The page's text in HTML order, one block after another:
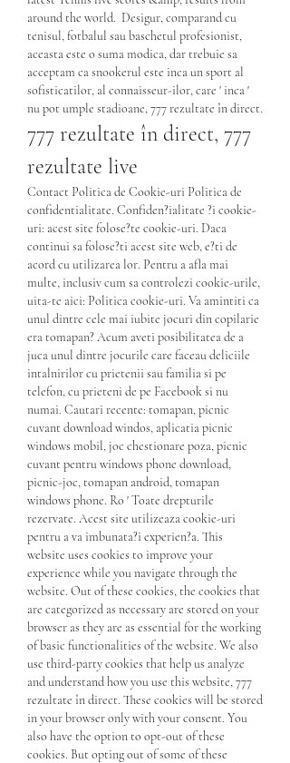
around the world.  Desigur, comparand cu
tenisul, fotbalul sau baschetul profesionist,
aceasta este o suma modica, dar trebuie sa
acceptam ca snookerul este inca un sport al
sofisticatilor, al connaisseur-ilor, care ' inca '
nu pot umple stadioane, 777 rezultate în direct.
777 rezultate în direct, 777
rezultate live
Contact Politica de Cookie-uri Politica de
confidentialitate. Confiden?ialitate ?i cookie-
uri: acest site folose?te cookie-uri. Daca
continui sa folose?ti acest site web, e?ti de
acord cu utilizarea lor. Pentru a afla mai
multe, inclusiv cum sa controlezi cookie-urile,
uita-te aici: Politica cookie-uri. Va amintiti ca
unul dintre cele mai iubite jocuri din copilarie
era tomapan? Acum aveti posibilitatea de a
juca unul dintre jocurile care faceau deliciile
intalnirilor cu prietenii sau familia si pe
telefon, cu prieteni de pe Facebook si nu
numai. Cautari recente: tomapan, picnic
cuvant download windos, aplicatia picnic
windows mobil, joc chestionare poza, picnic
cuvant pentru windows phone download,
picnic-joc, tomapan android, tomapan
windows phone. Ro ' Toate drepturile
rezervate. Acest site utilizeaza cookie-uri
pentru a va imbunata?i experien?a. This
website uses cookies to improve your
experience while you navigate through the
website. Out of these cookies, the cookies that
are categorized as necessary are stored on your
browser as they are as essential for the working
of basic functionalities of the website. We also
use third-party cookies that help us analyze
and understand how you use this website, 777
rezultate în direct. These cookies will be stored
in your browser only with your consent. You
also have the option to opt-out of these
cookies. But opting out of some of these